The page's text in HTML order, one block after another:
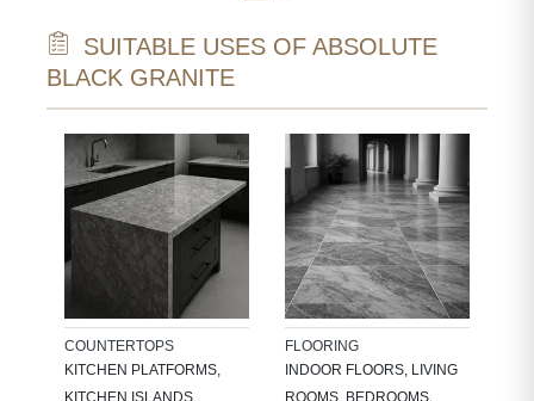
SUITABLE USES OF ABSOLUTE
BLACK GRANITE
COUNTERTOPS
KITCHEN PLATFORMS,
KITCHEN ISLANDS,
FLOORING
INDOOR FLOORS, LIVING
ROOMS, BEDROOMS,